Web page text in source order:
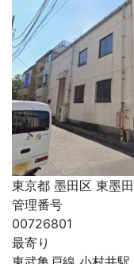
東京都 墨田区 東墨田
管理番号
00726801
最寄り